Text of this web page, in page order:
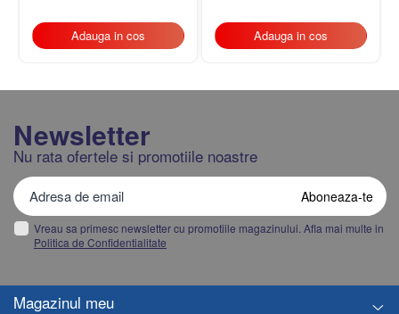
Adauga in cos Adauga in cos
Newsletter
Nu rata ofertele si promotiile noastre
Vreau sa primesc newsletter cu promotiile magazinului. Afla mai multe in
Politica de Confidentialitate
Magazinul meu